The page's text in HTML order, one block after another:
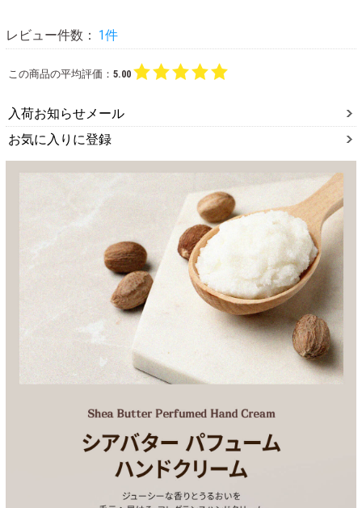
レビュー件数： 1件
この商品の平均評価： 5.00
入荷お知らせメール
お気に入りに登録